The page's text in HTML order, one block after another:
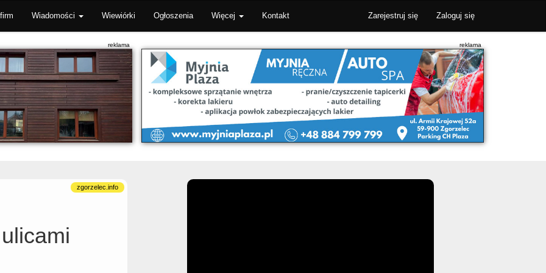
Wiadomości Wiewiórki Ogłoszenia Więcej Kontakt Zarejestruj się Zaloguj się